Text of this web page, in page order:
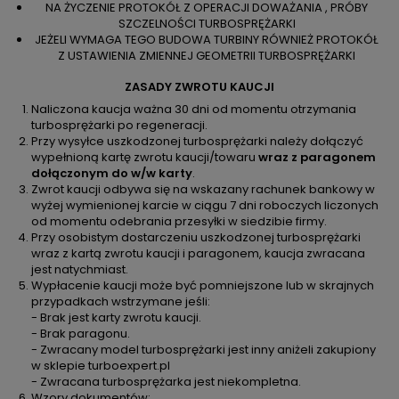
NA ŻYCZENIE PROTOKÓŁ Z OPERACJI DOWAŻANIA , PRÓBY
SZCZELNOŚCI TURBOSPRĘŻARKI
JEŻELI WYMAGA TEGO BUDOWA TURBINY RÓWNIEŻ PROTOKÓŁ
Z USTAWIENIA ZMIENNEJ GEOMETRII TURBOSPRĘŻARKI
ZASADY ZWROTU KAUCJI
Naliczona kaucja ważna 30 dni od momentu otrzymania
turbosprężarki po regeneracji.
Przy wysyłce uszkodzonej turbosprężarki należy dołączyć
wypełnioną kartę zwrotu kaucji/towaru wraz z paragonem
dołączonym do w/w karty.
Zwrot kaucji odbywa się na wskazany rachunek bankowy w
wyżej wymienionej karcie w ciągu 7 dni roboczych liczonych
od momentu odebrania przesyłki w siedzibie firmy.
Przy osobistym dostarczeniu uszkodzonej turbosprężarki
wraz z kartą zwrotu kaucji i paragonem, kaucja zwracana
jest natychmiast.
Wypłacenie kaucji może być pomniejszone lub w skrajnych
przypadkach wstrzymane jeśli:
- Brak jest karty zwrotu kaucji.
- Brak paragonu.
- Zwracany model turbosprężarki jest inny aniżeli zakupiony
w sklepie turboexpert.pl
- Zwracana turbosprężarka jest niekompletna.